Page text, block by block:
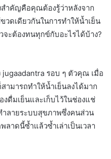
สำคัญคือคุณต้องรู้ว่าหลังจาก
ดเดียวกันในการทำให้น้ำเย็น
ะต้องทนทุกข์กับอะไรได้บ้าง?
รอบ ๆ ตัวคุณ เมื่อ
ามารถทำให้น้ำเย็นลงได้มาก
งดื่มเย็นและเก็บไว้ในช่องแช่
ลายระบบสุขภาพซึ่งคนส่วน
าดนี้ซ้ำแล้วซ้ำเล่าเป็นเวลา